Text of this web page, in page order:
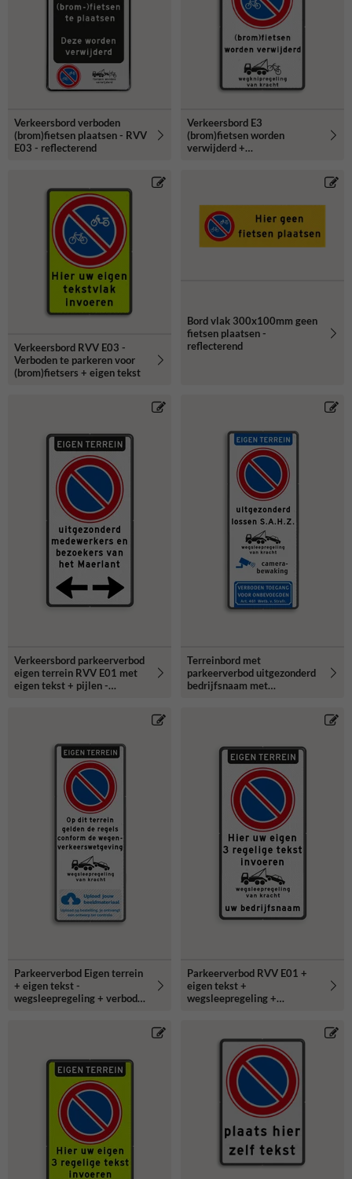
Verkeersbord verboden
(brom)fietsen plaatsen - RVV
E03 - reflecterend
Verkeersbord E3
(brom)fietsen worden
verwijderd +
Verkeersbord RVV E03 -
Verboden te parkeren voor
(brom)fietsers + eigen tekst
Bord vlak 300x100mm geen
fietsen plaatsen -
reflecterend
Verkeersbord parkeerverbod
eigen terrein RVV E01 met
eigen tekst + pijlen -
Terreinbord met
parkeerverbod uitgezonderd
bedrijfsnaam met
Parkeerverbod Eigen terrein
+ eigen tekst -
wegsleepregeling + verboden
Parkeerverbod RVV E01 +
eigen tekst +
wegsleepregeling +